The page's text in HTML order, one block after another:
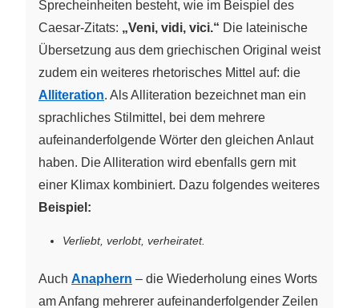
Sprecheinheiten besteht, wie im Beispiel des
Caesar-Zitats: „Veni, vidi, vici.“ Die lateinische
Übersetzung aus dem griechischen Original weist
zudem ein weiteres rhetorisches Mittel auf: die
Alliteration. Als Alliteration bezeichnet man ein
sprachliches Stilmittel, bei dem mehrere
aufeinanderfolgende Wörter den gleichen Anlaut
haben. Die Alliteration wird ebenfalls gern mit
einer Klimax kombiniert. Dazu folgendes weiteres
Beispiel:
Verliebt, verlobt, verheiratet.
Auch Anaphern – die Wiederholung eines Worts
am Anfang mehrerer aufeinanderfolgender Zeilen